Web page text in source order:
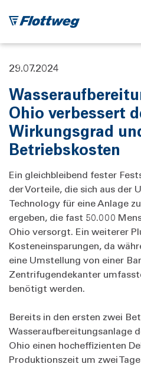
29.07.2024
Ohio verbessert
Wirkungsgrad
Betriebskosten
Ein gleichbleibend fester
der Vorteile, die sich aus der
Technology für eine Anlage
ergeben, die fast 50.000
Ohio versorgt. Ein weiterer
Kosteneinsparungen, da
eine Umstellung von einer
Zentrifugendekanter
benötigt werden.
Bereits in den ersten zwei
Wasseraufbereitungsanlage
Ohio einen hocheffizienten
Produktionszeit um zwei